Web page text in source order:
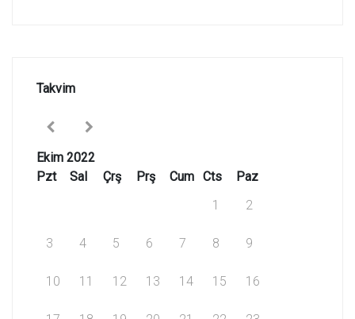
Takvim
Ekim 2022
Pzt
Sal Çrş Prş Cum Cts
Paz
1
2
3 4 5 6 7 8 9
10 11 12 13 14 15 16